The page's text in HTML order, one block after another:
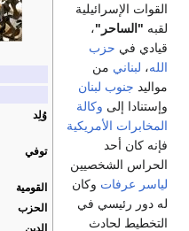
وُلِد
توفي
القومية
الحزب
القوات الإسرائيلية
لقبه "الساحر"،
قيادي في حزب
الله، لبناني من
مواليد جنوب لبنان
وإستنادا إلى وكالة
المخابرات الأمريكية
فإنه كان أحد
الحراس الشخصيين
لياسر عرفات وكان
له دور رئيسي في
التخطيط لحادث